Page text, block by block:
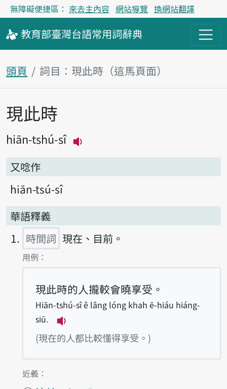
無障礙便捷區： 來去主內容 網站導覽 換網站翻譯
教育部臺灣台語常用詞辭典
頭頁 詞目：現此時（這馬頁面）
主內容區
現此時
hiān-tshú-sî
又唸作
hiān-tsú-sî
華語釋義
時間詞 現在、目前。
第1項釋義的
用例：
現此時的人攏較會曉享受。
Hiān-tshú-sî ê lâng lóng khah ē-hiáu hiáng-
siū.
播放例句Hiān-tshú-sî ê lâng lóng
(現在的人都比較懂得享受。)
第1項釋義的
近義：